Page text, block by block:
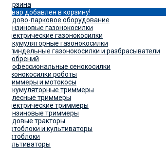
Корзина
Товар добавлен в корзину!
Садово-парковое оборудование
Бензиновые газонокосилки
Электрические газонокосилки
Аккумуляторные газонокосилки
Шпиндельные газонокосилки и разбрасыватели
удобрений
Профессиональные сенокосилки
Газонокосилки роботы
Триммеры и мотокосы
Аккумуляторные триммеры
Колесные триммеры
Электрические триммеры
Бензиновые триммеры
Садовые тракторы
Мотоблоки и культиваторы
Мотоблоки
Культиваторы